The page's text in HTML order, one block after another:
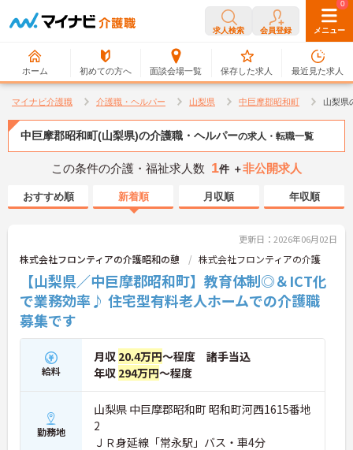
求人検索 会員登録 メニュー
ホーム 初めての方へ 面談会場一覧
0
保存した求人
0
最近見た求人
マイナビ介護職 介護職・ヘルパー 山梨県 中巨摩郡昭和町 山梨県
中巨摩郡昭和町(山梨県)の介護職・ヘルパーの求人・転職一覧
この条件の介護・福祉求人数 1件 ＋非公開求人
おすすめ順 新着順 月収順 年収順
更新日：2026年06月02日
株式会社フロンティアの介護昭和の憩 株式会社フロンティアの介護
【山梨県／中巨摩郡昭和町】教育体制◎＆ICT化
で業務効率♪ 住宅型有料老人ホームでの介護職
募集です
給料
月収 20.4万円～程度 諸手当込
年収 294万円～程度
勤務地
山梨県 中巨摩郡昭和町 昭和町河西1615番地
2
ＪＲ身延線「常永駅」バス・車4分